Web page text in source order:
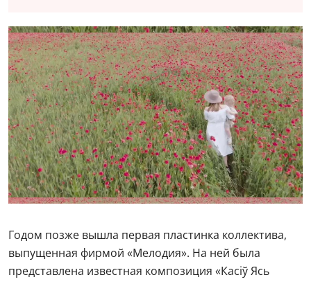
Годом позже вышла первая пластинка коллектива,
выпущенная фирмой «Мелодия». На ней была
представлена известная композиция «Касіў Ясь